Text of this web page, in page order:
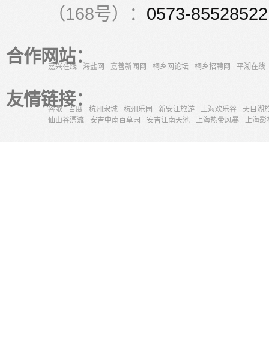
（168号）： 0573-85528522
合作网站：
嘉兴在线 海盐网 嘉善新闻网 桐乡网论坛 桐乡招聘网 平湖在线
友情链接：
谷歌 百度 杭州宋城 杭州乐园 新安江旅游 上海欢乐谷
天目湖
仙山谷漂流
安吉中南百草园 安吉江南天池 上海热带风暴 上海影